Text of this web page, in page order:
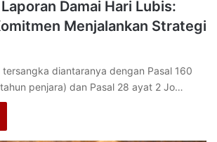
Damai Hari Lubis:
Menjalankan Strategi
tersangka diantaranya dengan Pasal 160
penjara) dan Pasal 28 ayat 2 Jo…